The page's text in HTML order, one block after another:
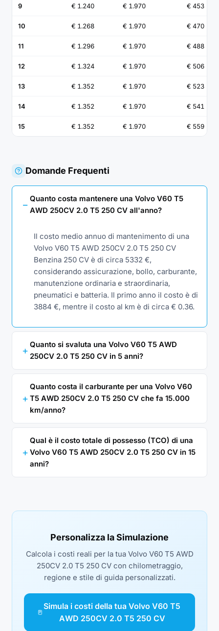
9 € 1.240 € 1.970 € 453
10 € 1.268 € 1.970 € 470
11 € 1.296 € 1.970 € 488
12 € 1.324 € 1.970 € 506
13 € 1.352 € 1.970 € 523
14 € 1.352 € 1.970 € 541
15 € 1.352 € 1.970 € 559
Domande Frequenti
Quanto costa mantenere una Volvo V60 T5
AWD 250CV 2.0 T5 250 CV all'anno?
Il costo medio annuo di mantenimento di una
Volvo V60 T5 AWD 250CV 2.0 T5 250 CV
Benzina 250 CV è di circa 5332 €,
considerando assicurazione, bollo, carburante,
manutenzione ordinaria e straordinaria,
pneumatici e batteria. Il primo anno il costo è di
3884 €, mentre il costo al km è di circa € 0.36.
Quanto si svaluta una Volvo V60 T5 AWD
250CV 2.0 T5 250 CV in 5 anni?
Quanto costa il carburante per una Volvo V60
T5 AWD 250CV 2.0 T5 250 CV che fa 15.000
km/anno?
Qual è il costo totale di possesso (TCO) di una
Volvo V60 T5 AWD 250CV 2.0 T5 250 CV in 15
anni?
Personalizza la Simulazione
Calcola i costi reali per la tua Volvo V60 T5 AWD
250CV 2.0 T5 250 CV con chilometraggio,
regione e stile di guida personalizzati.
Simula i costi della tua Volvo V60 T5
AWD 250CV 2.0 T5 250 CV